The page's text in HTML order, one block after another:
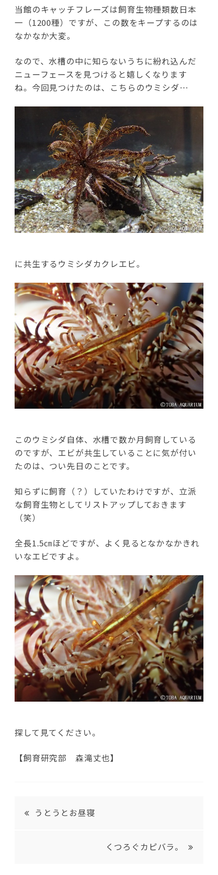
当館のキャッチフレーズは飼育生物種類数日本
一（1200種）ですが、この数をキープするのは
なかなか大変。
なので、水槽の中に知らないうちに紛れ込んだ
ニューフェースを見つけると嬉しくなります
ね。今回見つけたのは、こちらのウミシダ…
に共生するウミシダカクレエビ。
このウミシダ自体、水槽で数か月飼育している
のですが、エビが共生していることに気が付い
たのは、つい先日のことです。
知らずに飼育（？）していたわけですが、立派
な飼育生物としてリストアップしておきます
（笑）
全長1.5㎝ほどですが、よく見るとなかなかきれ
いなエビですよ。
探して見てください。
【飼育研究部 森滝丈也】
うとうとお昼寝
くつろぐカピバラ。